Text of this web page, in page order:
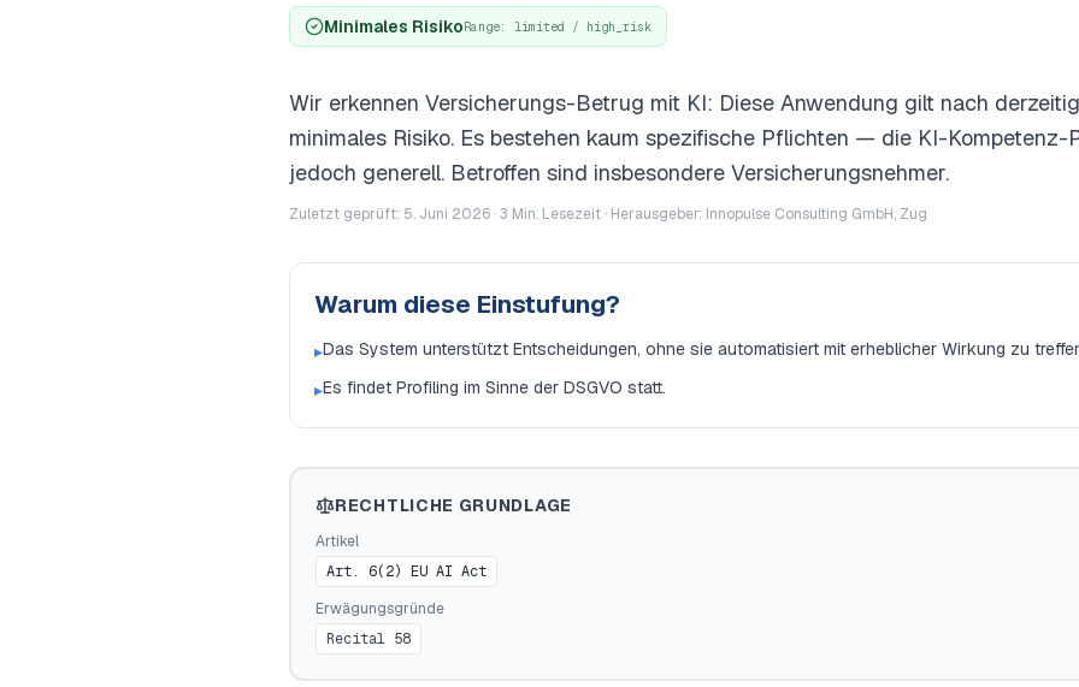
Minimales RisikoRange: limited / high_risk
Wir erkennen Versicherungs-Betrug mit KI: Diese Anwendung gilt nach
minimales Risiko. Es bestehen kaum spezifische Pflichten — die KI-
jedoch generell. Betroffen sind insbesondere Versicherungsnehmer.
Zuletzt geprüft: 5. Juni 2026 ·3 Min. Lesezeit · Herausgeber: Innopulse Consulting GmbH, Zug
Warum diese Einstufung?
▸Das System unterstützt Entscheidungen, ohne sie automatisiert mit erheblicher Wirkung zu
▸Es findet Profiling im Sinne der DSGVO statt.
RECHTLICHE GRUNDLAGE
Artikel
Art. 6(2) EU AI Act
Erwägungsgründe
Recital 58